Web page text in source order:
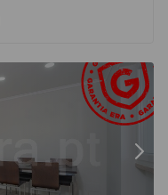
- 1560566 - 17